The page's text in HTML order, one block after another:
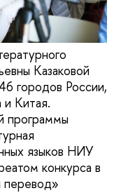
Казаковой
городов России,
и Китая.
программы
языков НИУ
конкурса в
перевод»